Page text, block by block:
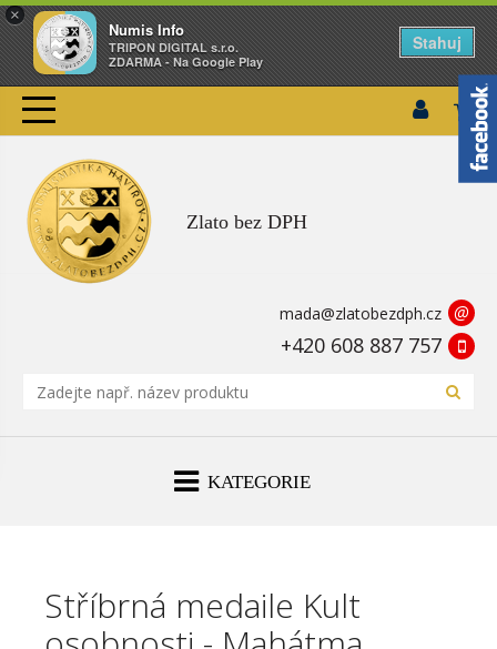
×
Numis Info
TRIPON DIGITAL s.r.o.
ZDARMA - Na Google Play
Stahuj
Zlato bez DPH
mada@zlatobezdph.cz @
+420 608 887 757
KATEGORIE
Stříbrná medaile Kult